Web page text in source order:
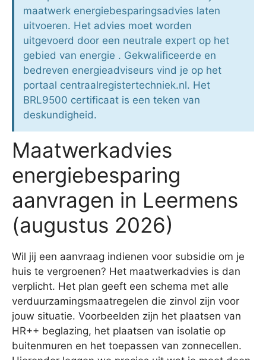
maatwerk energiebesparingsadvies laten
uitvoeren. Het advies moet worden
uitgevoerd door een neutrale expert op het
gebied van energie . Gekwalificeerde en
bedreven energieadviseurs vind je op het
portaal centraalregistertechniek.nl. Het
BRL9500 certificaat is een teken van
deskundigheid.
Maatwerkadvies
energiebesparing
aanvragen in Leermens
(augustus 2026)
Wil jij een aanvraag indienen voor subsidie om je
huis te vergroenen? Het maatwerkadvies is dan
verplicht. Het plan geeft een schema met alle
verduurzamingsmaatregelen die zinvol zijn voor
jouw situatie. Voorbeelden zijn het plaatsen van
HR++ beglazing, het plaatsen van isolatie op
buitenmuren en het toepassen van zonnecellen.